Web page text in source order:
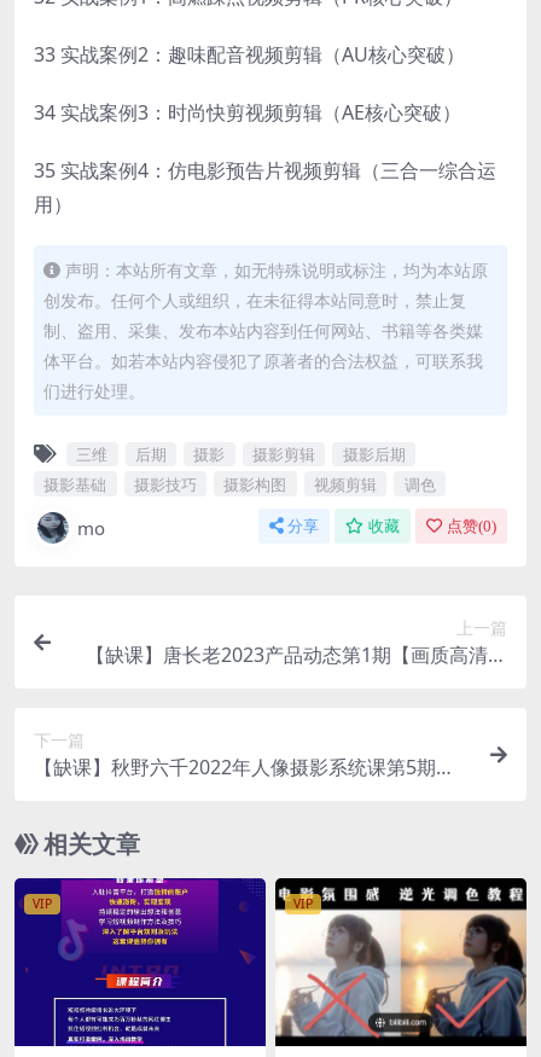
33 实战案例2：趣味配音视频剪辑（AU核心突破）
34 实战案例3：时尚快剪视频剪辑（AE核心突破）
35 实战案例4：仿电影预告片视频剪辑（三合一综合运
用）
声明：本站所有文章，如无特殊说明或标注，均为本站原
创发布。任何个人或组织，在未征得本站同意时，禁止复
制、盗用、采集、发布本站内容到任何网站、书籍等各类媒
体平台。如若本站内容侵犯了原著者的合法权益，可联系我
们进行处理。
三维 后期 摄影 摄影剪辑
摄影后期
摄影基础
摄影技巧 摄影构图 视频剪辑 调色
mo 分享 收藏 点赞(0)
上一篇
【缺课】唐长老2023产品动态第1期【画质高清有
下一篇
【缺课】秋野六千2022年人像摄影系统课第5期
相关文章
VIP VIP